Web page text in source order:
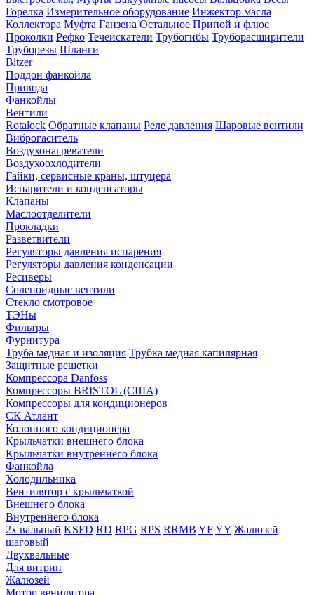
Горелка Измерительное оборудование Инжектор масла
Коллектора Муфта Ганзена Остальное Припой и флюс
Проколки Рефко Течеискатели Трубогибы Труборасширители
Труборезы Шланги
Bitzer
Поддон фанкойла
Привода
Фанкойлы
Вентили
Rotalock Обратные клапаны Реле давления Шаровые вентили
Виброгаситель
Воздухонагреватели
Воздухоохлодители
Гайки, сервисные краны, штуцера
Испарители и конденсаторы
Клапаны
Маслоотделители
Прокладки
Разветвители
Регуляторы давления испарения
Регуляторы давления конденсации
Ресиверы
Соленоидные вентили
Стекло смотровое
ТЭНы
Фильтры
Фурнитура
Труба медная и изоляция Трубка медная капилярная
Защитные решетки
Компрессора Danfoss
Компрессоры BRISTOL (США)
Компрессоры для кондиционеров
СК Атлант
Колонного кондиционера
Крыльчатки внешнего блока
Крыльчатки внутреннего блока
Фанкойла
Холодильника
Вентилятор с крыльчаткой
Внешнего блока
Внутреннего блока
2х вальный KSFD RD RPG RPS RRMB YFYY Жалюзей
шаговый
Двухвальные
Для витрин
Жалюзей
Мотор венилятора